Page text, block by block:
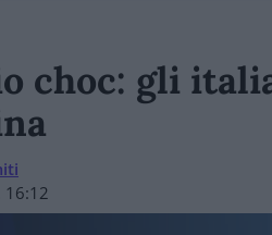
choc: gli
16:12